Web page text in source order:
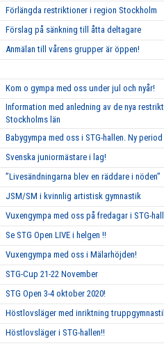
Förlängda restriktioner i region Stockholm
Förslag på sänkning till åtta deltagare
Anmälan till vårens grupper är öppen!
Kom o gympa med oss under jul och nyår!
Information med anledning av de nya
Stockholms län
Babygympa med oss i STG-hallen. Ny
Svenska juniormästare i lag!
”Livesändningarna blev en räddare i nöden”
JSM/SM i kvinnlig artistisk gymnastik
Vuxengympa med oss på fredagar i STG-
Se STG Open LIVE i helgen !!
Vuxengympa med oss i Mälarhöjden!
STG-Cup 21-22 November
STG Open 3-4 oktober 2020!
Höstlovsläger med inriktning
Höstlovsläger i STG-hallen!!